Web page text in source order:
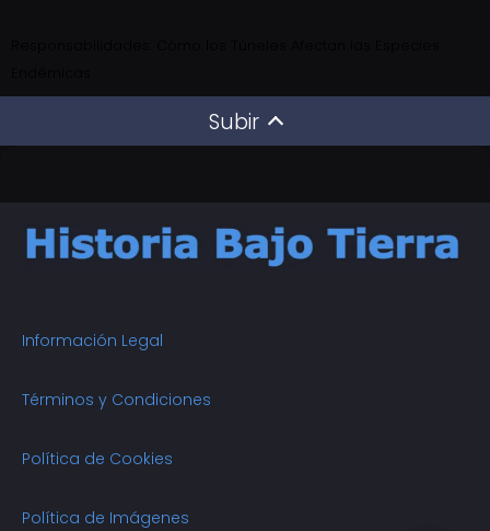
Subir
Información Legal
Términos y Condiciones
Política de Cookies
Política de Imágenes